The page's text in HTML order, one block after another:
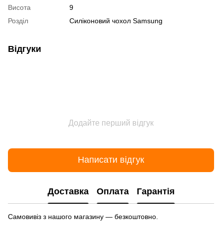
Висота
9
Розділ
Силіконовий чохол Samsung
Відгуки
Додайте перший відгук
Написати відгук
Доставка Оплата Гарантія
Самовивіз з нашого магазину — безкоштовно.